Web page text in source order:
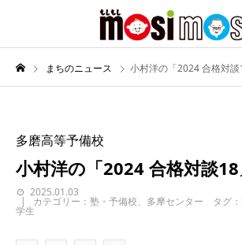
まちのニュース 小村洋の「2024 合格対談
多磨高等予備校
小村洋の「2024 合格対談18
2025.01.03
カテゴリー：塾・予備校、多摩センター タグ：
学生